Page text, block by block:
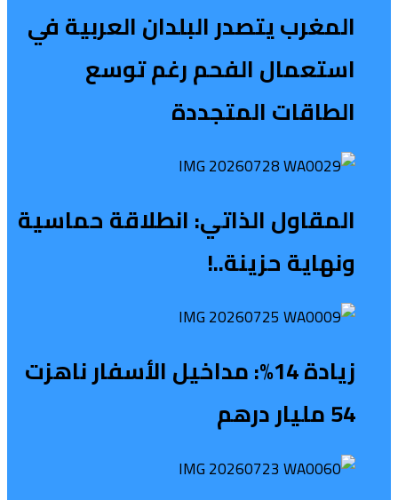
المغرب يتصدر البلدان العربية في
استعمال الفحم رغم توسع
الطاقات المتجددة
المقاول الذاتي: انطلاقة حماسية
ونهاية حزينة..!
زيادة 14%: مداخيل الأسفار ناهزت
54 مليار درهم